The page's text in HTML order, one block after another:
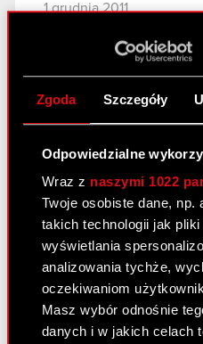
Zgoda Szczegóły
Odpowiedzialne
Wraz z naszymi 1022
Twoje osobiste dane, np.
takich technologii jak
wyświetlania
analizowania tychże,
oczekiwaniom
Masz wybór odnośnie
danych i w jakich celach
1 grudnia 2011
Zmiana terminu
udzielonych w
grupy
30 listopada 2011
PDF
Powzięcie
powództwie o
Spółki.